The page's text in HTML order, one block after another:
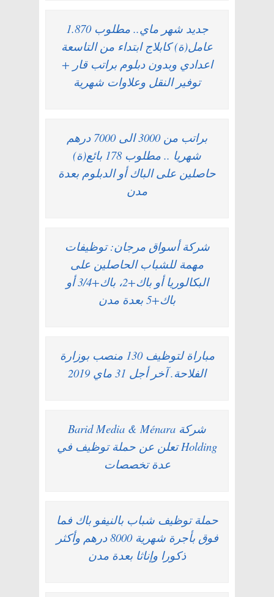
جديد شهر ماي.. مطلوب 1.870
عامل(ة) كابلاج ابتداء من التاسعة
اعدادي وبدون دبلوم براتب قار +
توفير النقل وعلاوات شهرية
براتب من 3000 الى 7000 درهم
شهريا .. مطلوب 178 بائع(ة)
حاصلين على الباك أو الدبلوم بعدة
مدن
شركة أسواق مرجان: توظيفات
مهمة للشباب الحاصلين على
البكالوريا أو باك+2، باك+3/4 أو
باك+5 بعدة مدن
مباراة لتوظيف 130 منصب بوزارة
الفلاحة. آخر أجل 31 ماي 2019
شركة Barid Media & Ménara
Holding تعلن عن حملة توظيف في
عدة تخصصات
حملة توظيف شباب بالنيفو باك فما
فوق بأجرة شهرية 8000 درهم وأكثر
ذكورا وإناثا بعدة مدن